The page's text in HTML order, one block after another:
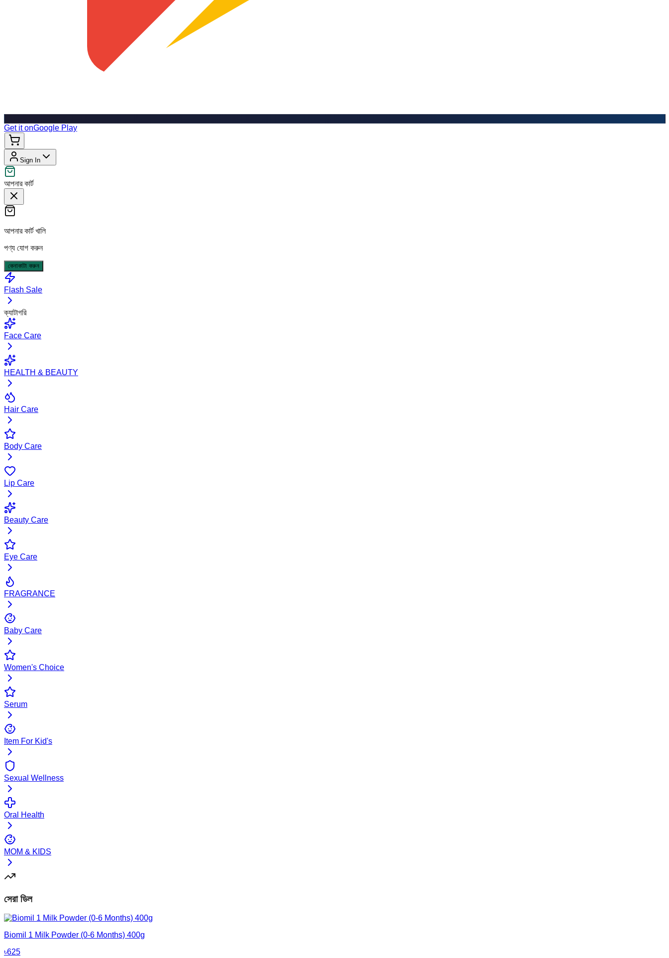
Get it onGoogle Play
Sign In
আপনার কার্ট
আপনার কার্ট খালি
পণ্য যোগ করুন
কেনাকাটা করুন
Flash Sale
ক্যাটাগরি
Face Care
HEALTH & BEAUTY
Hair Care
Body Care
Lip Care
Beauty Care
Eye Care
FRAGRANCE
Baby Care
Women's Choice
Serum
Item For Kid's
Sexual Wellness
Oral Health
MOM & KIDS
সেরা ডিল
Biomil 1 Milk Powder (0-6 Months) 400g
৳625